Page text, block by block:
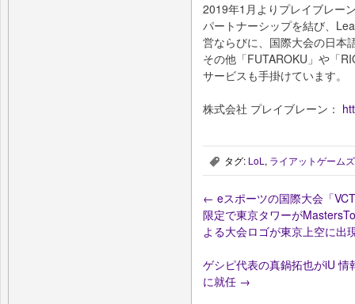
2019年1月よりプレイブレー
パートナーシップを結び、
営ならびに、国際大会の日本
その他「FUTAROKU」や「
サービスも手掛けています。
株式会社 プレイブレーン：
, タグ: LoL , ライアットゲームズ
← eスポーツの国際大会「
限定で東京タワーが
よる大会ロゴが東京上空に出
ゲシピ代表の真鍋拓也がiU
に就任 →